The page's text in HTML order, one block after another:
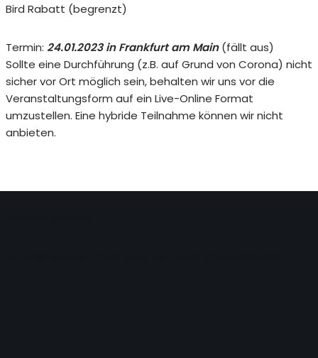
Bird Rabatt (begrenzt)
Termin: 24.01.2023 in Frankfurt am Main(fällt aus)
Sollte eine Durchführung (z.B. auf Grund von Corona) nicht
sicher vor Ort möglich sein, behalten wir uns vor die
Veranstaltungsform auf ein Live-Online Format
umzustellen. Eine hybride Teilnahme können wir nicht
anbieten.